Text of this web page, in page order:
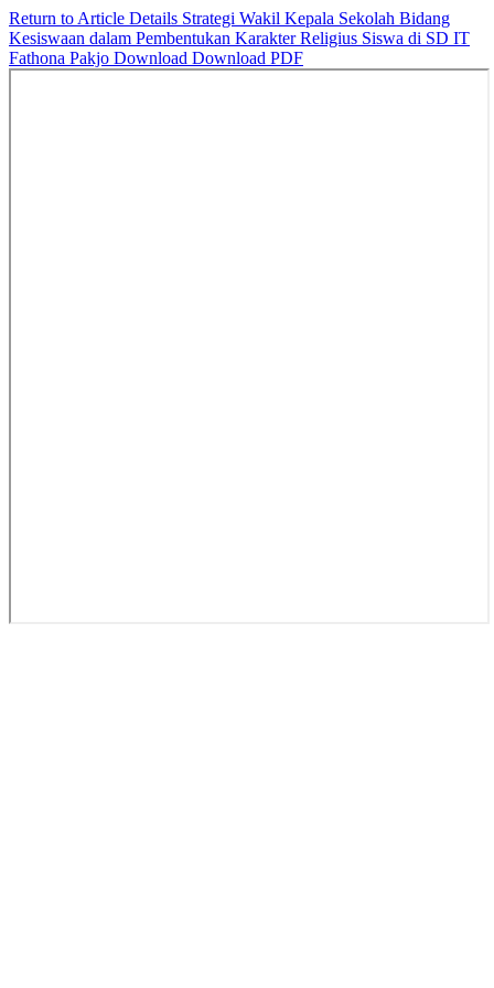
Return to Article Details Strategi Wakil Kepala Sekolah Bidang
Kesiswaan dalam Pembentukan Karakter Religius Siswa di SD IT
Fathona Pakjo Download Download PDF